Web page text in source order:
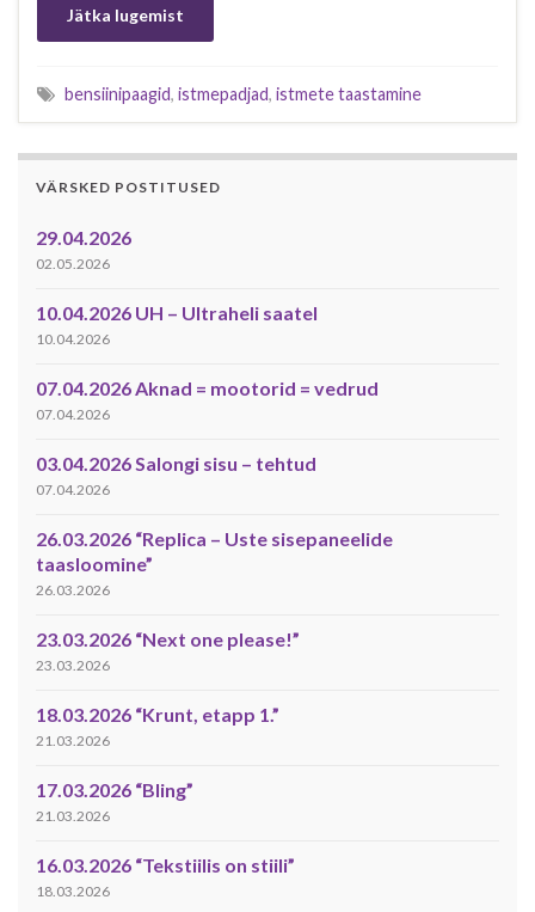
Jätka lugemist
bensiinipaagid, istmepadjad, istmete taastamine
VÄRSKED POSTITUSED
29.04.2026
02.05.2026
10.04.2026 UH – Ultraheli saatel
10.04.2026
07.04.2026 Aknad = mootorid = vedrud
07.04.2026
03.04.2026 Salongi sisu – tehtud
07.04.2026
26.03.2026 “Replica – Uste sisepaneelide
taasloomine”
26.03.2026
23.03.2026 “Next one please!”
23.03.2026
18.03.2026 “Krunt, etapp 1.”
21.03.2026
17.03.2026 “Bling”
21.03.2026
16.03.2026 “Tekstiilis on stiili”
18.03.2026